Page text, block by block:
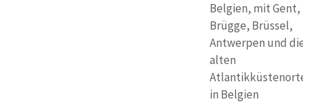
Belgien, mit Gent,
Brügge, Brüssel,
Antwerpen und die
alten
Atlantikküstenorte
in Belgien